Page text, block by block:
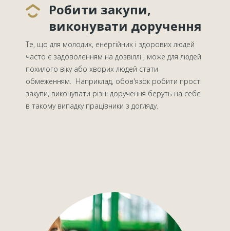
Робити закупи,
виконувати доручення
Те, що для молодих, енергійних і здорових людей
часто є задоволенням на дозвіллі , може для людей
похилого віку або хворих людей стати
обмеженням. Наприклад, обов'язок робити прості
закупи, виконувати різні доручення беруть на себе
в такому випадку працівники з догляду.